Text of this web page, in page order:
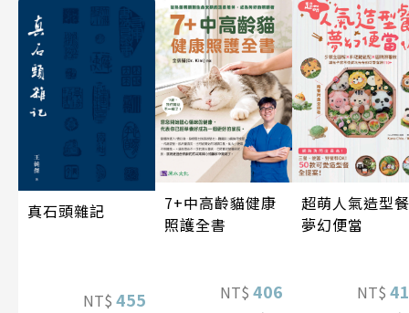
真石頭雜記
NT$ 455
7+中高齡貓健康
照護全書
NT$ 406
超萌人氣造型
夢幻便當
NT$